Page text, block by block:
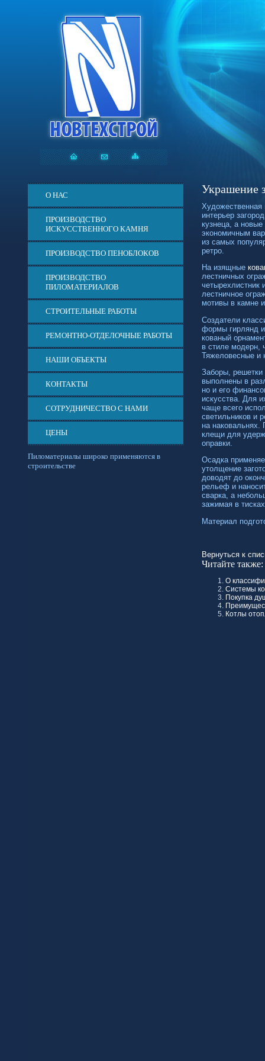
О НАС
ПРОИЗВОДСТВО
ИСКУССТВЕННОГО КАМНЯ
ПРОИЗВОДСТВО ПЕНОБЛОКОВ
ПРОИЗВОДСТВО
ПИЛОМАТЕРИАЛОВ
СТРОИТЕЛЬНЫЕ РАБОТЫ
РЕМОНТНО-ОТДЕЛОЧНЫЕ РАБОТЫ
НАШИ ОБЪЕКТЫ
КОНТАКТЫ
СОТРУДНИЧЕСТВО С НАМИ
ЦЕНЫ
Пиломатериалы широко применяются в
строительстве
Украшение
Художественная
интерьер
кузнеца, а
экономичным
из самых
ретро.
На изящные
лестничных
четырехлистник
лестничное
мотивы в камне
Создатели
формы гирлянд и
кованый
в стиле модерн,
Тяжеловесные и
Заборы, решетки
выполнены в
но и его
искусства. Для
чаще всего
светильников и
на
клещи для
оправки.
Осадка
утолщение
доводят до
рельеф и
сварка, а
зажимая в
Материал
Вернуться к
Читайте также:
О
Системы
Покупка
Котлы